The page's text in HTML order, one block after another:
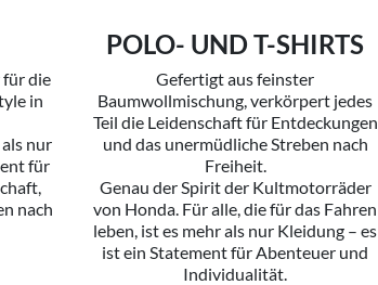
für die
in
nur
für
nach
POLO- UND T-SHIRTS
Gefertigt aus feinster
Baumwollmischung, verkörpert jedes
Teil die Leidenschaft für Entdeckungen
und das unermüdliche Streben nach
Freiheit.
Genau der Spirit der Kultmotorräder
von Honda. Für alle, die für das Fahren
leben, ist es mehr als nur Kleidung – es
ist ein Statement für Abenteuer und
Individualität.